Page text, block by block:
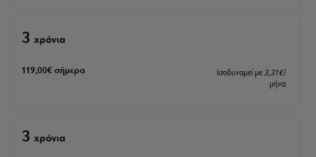
3 xρόνια
119,00€σήμερα Ισοδυναμεί με 3,31€/
μήνα
3 xρόνια